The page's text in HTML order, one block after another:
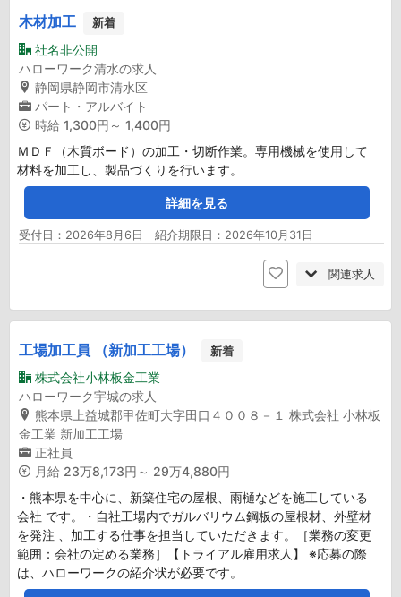
木材加工 新着
社名非公開
ハローワーク清水の求人
静岡県静岡市清水区
パート・アルバイト
時給 1,300円～ 1,400円
ＭＤＦ（木質ボード）の加工・切断作業。専用機械を使用して
材料を加工し、製品づくりを行います。
詳細を見る
受付日：2026年8月6日 紹介期限日：2026年10月31日
関連求人
工場加工員 （新加工工場） 新着
株式会社小林板金工業
ハローワーク宇城の求人
熊本県上益城郡甲佐町大字田口４００８－１ 株式会社 小林板
金工業 新加工工場
正社員
月給 23万8,173円～ 29万4,880円
・熊本県を中心に、新築住宅の屋根、雨樋などを施工している
会社 です。・自社工場内でガルバリウム鋼板の屋根材、外壁材
を発注 、加工する仕事を担当していただきます。［業務の変更
範囲：会社の定める業務］【トライアル雇用求人】 ※応募の際
は、ハローワークの紹介状が必要です。